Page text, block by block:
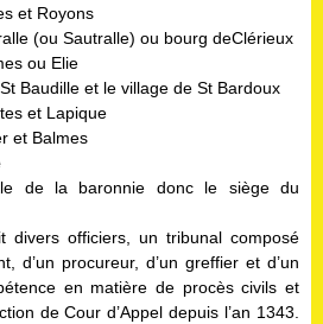
et Royons
(ou Sautralle) ou bourg deClérieux
ou Elie
Baudille et le village de St Bardoux
et Lapique
et Balmes
de la baronnie donc le siège du
divers officiers, un tribunal composé
d’un procureur, d’un greffier et d’un
en matière de procès civils et
de Cour d’Appel depuis l’an 1343.